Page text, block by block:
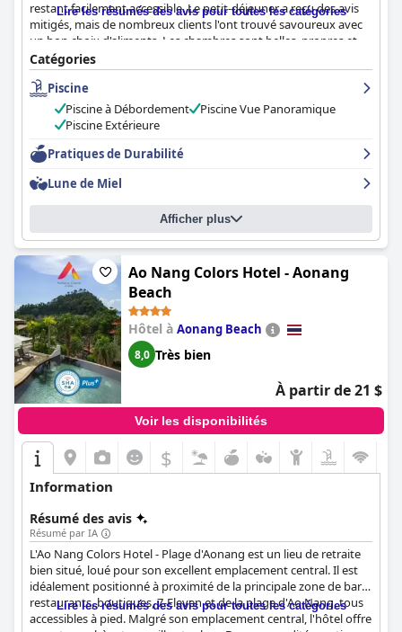
restant facilement accessible. Le petit-déjeuner a reçu des avis
mitigés, mais de nombreux clients l'ont trouvé savoureux avec
un bon choix d'aliments. Les chambres sont belles, propres et
modernes, certains clients vantant les mérites de la magnifique
baignoire spa. Le personnel est excellent, accueillant et
arrangeant, de nombreux clients le décrivant comme incroyable
et exceptionnel. La piscine à débordement et la piscine
extérieure sont des incontournables du complexe, les clients les
offre une valeur 5 étoiles à un prix 3 étoiles, ce qui le rend idéal
Lire les résumés des avis pour toutes les catégories
Catégories
Piscine
Piscine à Débordement
Piscine Vue Panoramique
Piscine Extérieure
Pratiques de Durabilité
Lune de Miel
Afficher plus
Ao Nang Colors Hotel - Aonang
Beach
Hôtel à Aonang Beach
8,0 Très bien
À partir de 21 $
Voir les disponibilités
$
Information
Résumé des avis
Résumé par IA
L'Ao Nang Colors Hotel - Plage d'Aonang est un lieu de retraite
bien situé, loué pour son excellent emplacement central. Il est
idéalement positionné à proximité de la principale zone de bars,
restaurants, boutiques, 7-Eleven et de la plage d'Ao Nang, tous
accessibles à pied. Malgré son emplacement central, l'hôtel offre
Lire les résumés des avis pour toutes les catégories